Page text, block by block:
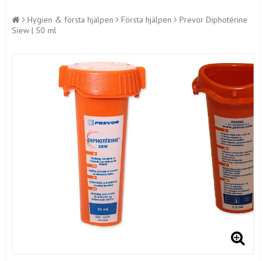
Hygien & första hjälpen Första hjälpen
Prevor Diphotérine
Siew | 50 ml